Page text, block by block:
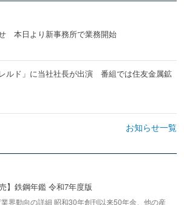
本日より新事務所で業務開始
ルド」に当社社長が出演 番組では住友金属鉱
お知らせ一覧
】鉄鋼年鑑 令和7年度版
界動向の詳細 昭和30年創刊以来50年余、他の産